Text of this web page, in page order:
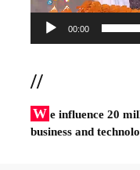
00:00
//
W e influence 20
business and